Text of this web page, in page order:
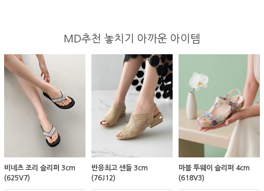
MD추천 놓치기 아까운 아이템
비네츠 조리 슬리퍼 3cm
(625V7)
반응최고 샌들 3cm
(76J12)
마블 투웨이 슬리퍼 4cm
(618V3)